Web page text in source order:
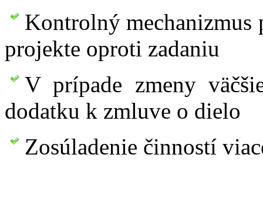
Kontrolný mechanizmus
projekte oproti zadaniu
V prípade zmeny
dodatku k zmluve o dielo
Zosúladenie činností